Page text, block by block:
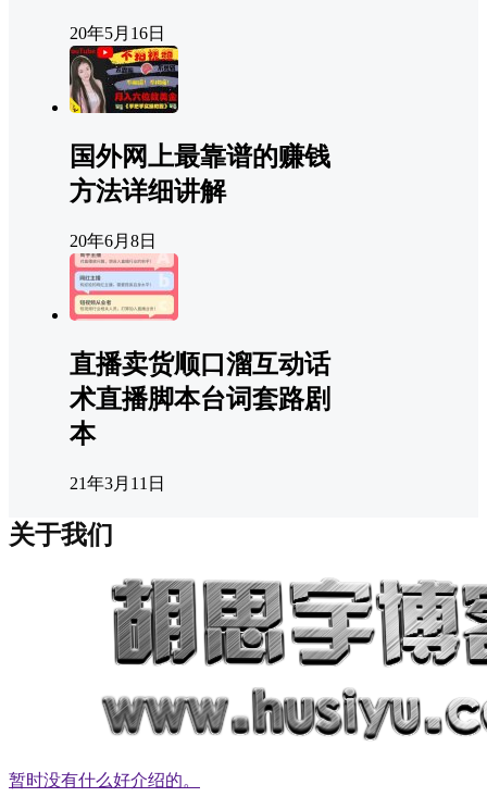
20年5月16日
国外网上最靠谱的赚钱
方法详细讲解
20年6月8日
直播卖货顺口溜互动话
术直播脚本台词套路剧
本
21年3月11日
关于我们
暂时没有什么好介绍的。